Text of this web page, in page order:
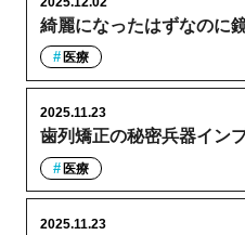
綺麗になったはずなのに
医療
歯列矯正の秘密兵器イン
2025.11.23
医療
2025.11.23